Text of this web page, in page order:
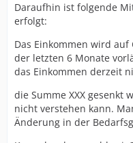
Daraufhin ist folgende
erfolgt:
Das Einkommen wird
der letzten 6 Monate
das Einkommen derzeit
die Summe XXX gesenkt
nicht verstehen kann.
Änderung in der